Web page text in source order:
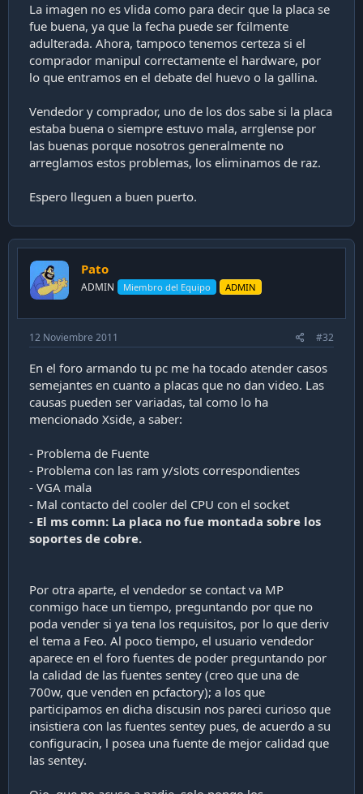
La imagen no es vlida como para decir que la placa se
fue buena, ya que la fecha puede ser fcilmente
adulterada. Ahora, tampoco tenemos certeza si el
comprador manipul correctamente el hardware, por
lo que entramos en el debate del huevo o la gallina.
Vendedor y comprador, uno de los dos sabe si la placa
estaba buena o siempre estuvo mala, arrglense por
las buenas porque nosotros generalmente no
arreglamos estos problemas, los eliminamos de raz.
Espero lleguen a buen puerto.
Pato
ADMIN Miembro del Equipo ADMIN
12 Noviembre 2011 #32
En el foro armando tu pc me ha tocado atender casos
semejantes en cuanto a placas que no dan video. Las
causas pueden ser variadas, tal como lo ha
mencionado Xside, a saber:
- Problema de Fuente
- Problema con las ram y/slots correspondientes
- VGA mala
- Mal contacto del cooler del CPU con el socket
- El ms comn: La placa no fue montada sobre los
soportes de cobre.
Por otra aparte, el vendedor se contact va MP
conmigo hace un tiempo, preguntando por que no
poda vender si ya tena los requisitos, por lo que deriv
el tema a Feo. Al poco tiempo, el usuario vendedor
aparece en el foro fuentes de poder preguntando por
la calidad de las fuentes sentey (creo que una de
700w, que venden en pcfactory); a los que
participamos en dicha discusin nos pareci curioso que
insistiera con las fuentes sentey pues, de acuerdo a su
configuracin, l posea una fuente de mejor calidad que
las sentey.